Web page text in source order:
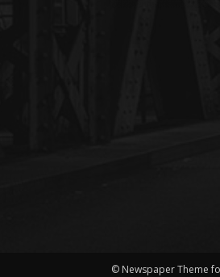
© Newspaper Theme